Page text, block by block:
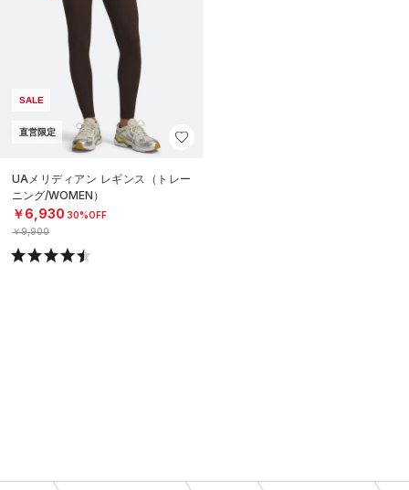
SALE
直営限定
UAメリディアン レギンス（トレー
ニング/WOMEN）
￥6,930 30%OFF
￥9,900